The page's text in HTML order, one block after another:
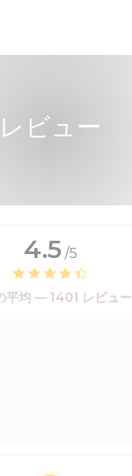
いて
レビュー
4.5 /5
平均 — 1401 レビュー